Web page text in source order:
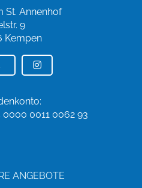
St. Annenhof
9
Kempen
0000 0011 0062 93
ANGEBOTE